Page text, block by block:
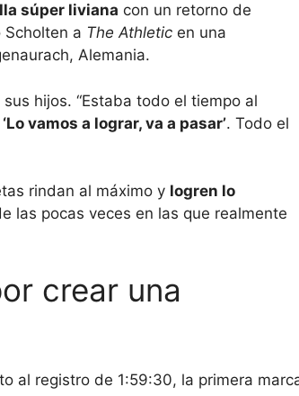
súper liviana con un retorno de
a The Athletic en una
Alemania.
hijos. “Estaba todo el tiempo al
‘Lo vamos a lograr, va a pasar’. Todo el
rindan al máximo y logren lo
las pocas veces en las que realmente
crear una